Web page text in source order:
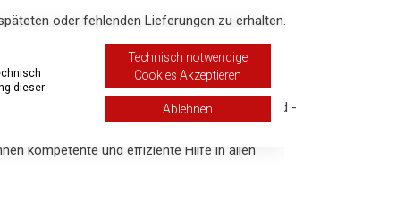
oder fehlenden Lieferungen zu erhalten.
Da Sie die Versandbedingungen und -
kompetente und effiziente Hilfe in allen
dieser
Technisch notwendige
Cookies Akzeptieren
Ablehnen